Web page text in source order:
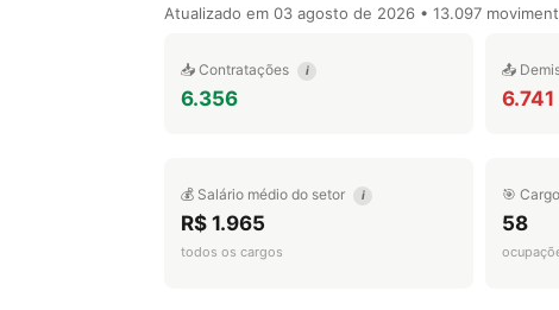
Atualizado em 03 agosto de 2026 • 13.097
📥 Contratações i
6.356
📤
6.741
💰 Salário médio do setor i
R$ 1.965
todos os cargos
🎯
58